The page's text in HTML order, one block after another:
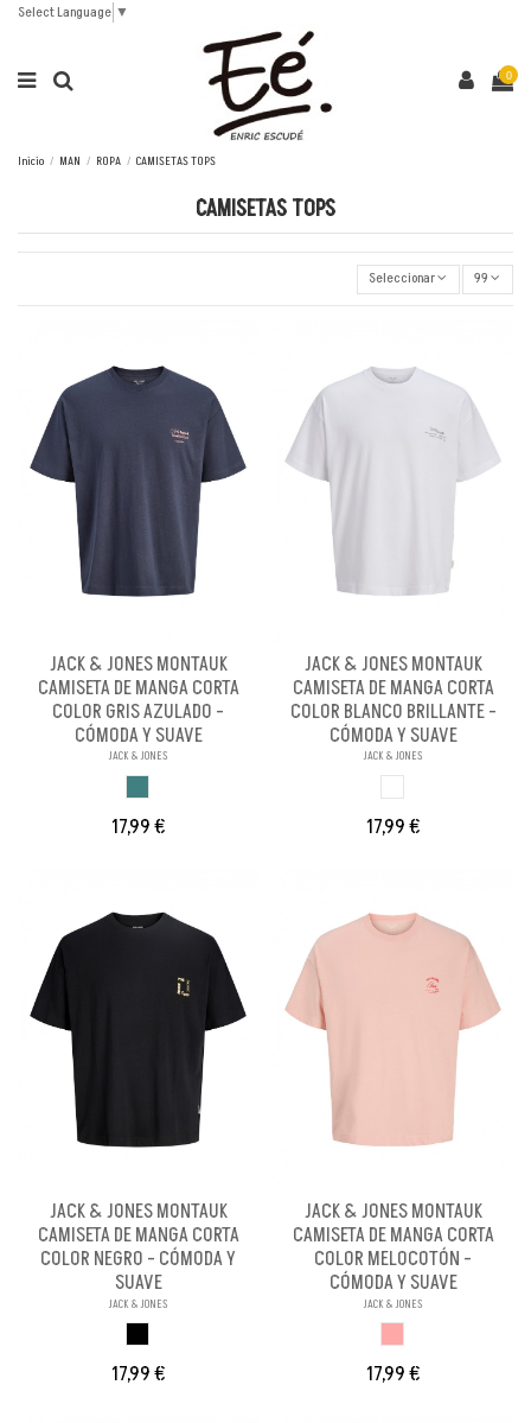
Select Language ▼
0
Inicio MAN ROPA CAMISETAS TOPS
CAMISETAS TOPS
Seleccionar 99
JACK & JONES MONTAUK
CAMISETA DE MANGA CORTA
COLOR GRIS AZULADO -
CÓMODA Y SUAVE
JACK & JONES
17,99 €
JACK & JONES MONTAUK
CAMISETA DE MANGA CORTA
COLOR BLANCO BRILLANTE -
CÓMODA Y SUAVE
JACK & JONES
17,99 €
JACK & JONES MONTAUK
CAMISETA DE MANGA CORTA
COLOR NEGRO - CÓMODA Y
SUAVE
JACK & JONES
17,99 €
JACK & JONES MONTAUK
CAMISETA DE MANGA CORTA
COLOR MELOCOTÓN -
CÓMODA Y SUAVE
JACK & JONES
17,99 €